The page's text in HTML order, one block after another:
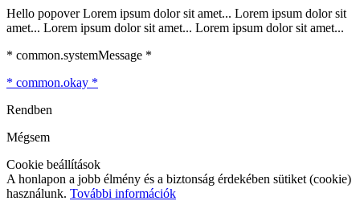
Hello popover Lorem ipsum dolor sit amet... Lorem ipsum dolor sit
amet... Lorem ipsum dolor sit amet... Lorem ipsum dolor sit amet...
* common.systemMessage *
* common.okay *
Rendben
Mégsem
Cookie beállítások
A honlapon a jobb élmény és a biztonság érdekében sütiket (cookie)
használunk. További információk